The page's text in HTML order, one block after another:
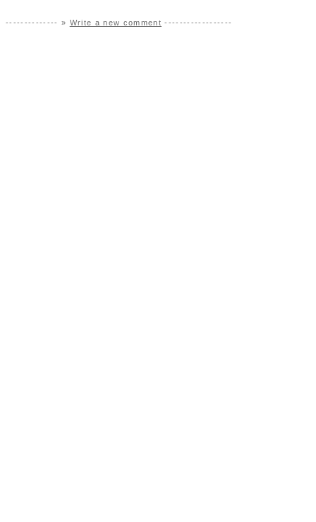
-------------- » Write a new comment ------------------